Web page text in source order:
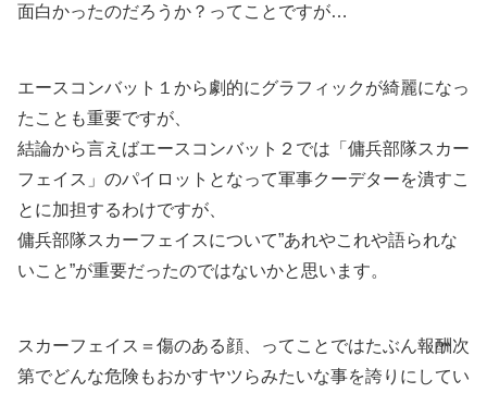
面白かったのだろうか？ってことですが…
エースコンバット１から劇的にグラフィックが綺麗になっ
たことも重要ですが、
結論から言えばエースコンバット２では「傭兵部隊スカー
フェイス」のパイロットとなって軍事クーデターを潰すこ
とに加担するわけですが、
傭兵部隊スカーフェイスについて”あれやこれや語られな
いこと”が重要だったのではないかと思います。
スカーフェイス＝傷のある顔、ってことではたぶん報酬次
第でどんな危険もおかすヤツらみたいな事を誇りにしてい